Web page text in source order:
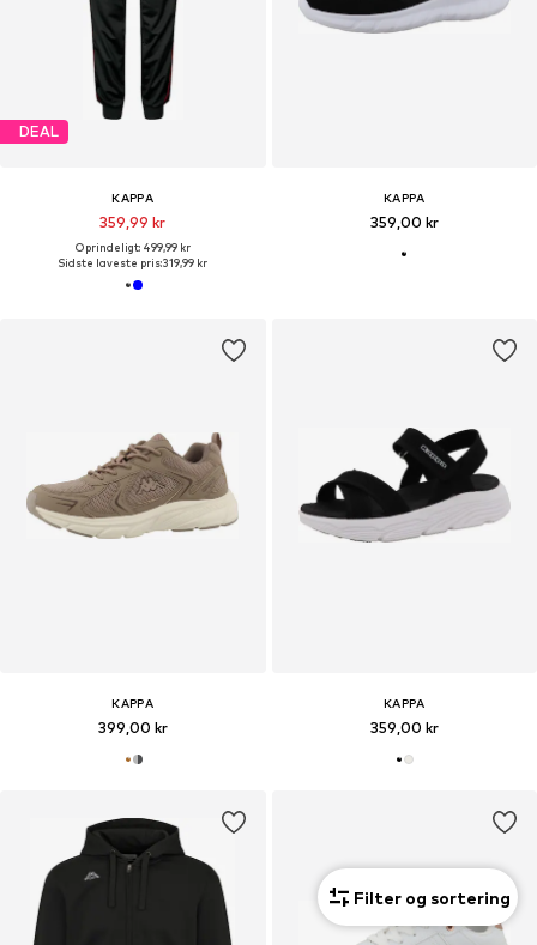
DEAL
KAPPA
359,99 kr
Oprindeligt: 499,99 kr
Sidste laveste pris:319,99 kr
KAPPA
359,00 kr
KAPPA
399,00 kr
KAPPA
359,00 kr
Filter og sortering